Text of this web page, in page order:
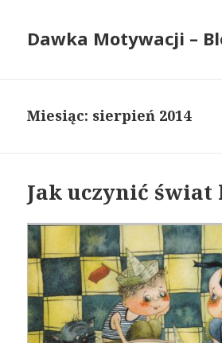
Dawka Motywacji –
Miesiąc: sierpień 2014
Jak uczynić świat